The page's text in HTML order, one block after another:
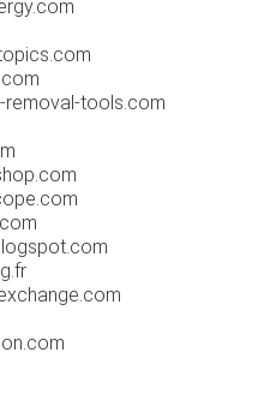
removal-tools.com